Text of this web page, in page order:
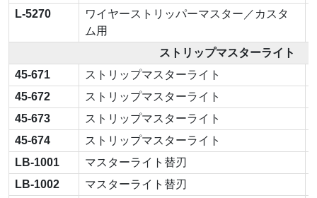
L-5270
ワイヤーストリッパーマスター／カスタ
ム用
ストリップマスターライト
45-671
ストリップマスターライト
45-672
ストリップマスターライト
45-673
ストリップマスターライト
45-674
ストリップマスターライト
LB-1001
マスターライト替刃
LB-1002
マスターライト替刃